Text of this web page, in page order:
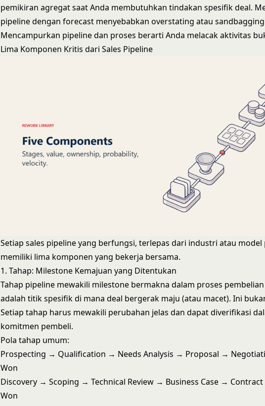
pemikiran agregat saat Anda membutuhkan tindakan spesifik deal.
pipeline dengan forecast menyebabkan overstating atau
Mencampurkan pipeline dan proses berarti Anda melacak aktivitas
Lima Komponen Kritis dari Sales Pipeline
Setiap sales pipeline yang berfungsi, terlepas dari industri atau model
memiliki lima komponen yang bekerja bersama.
1. Tahap: Milestone Kemajuan yang Ditentukan
Tahap pipeline mewakili milestone bermakna dalam proses
adalah titik spesifik di mana deal bergerak maju (atau macet). Ini
Setiap tahap harus mewakili perubahan jelas dan dapat diverifikasi
komitmen pembeli.
Pola tahap umum:
Prospecting → Qualification → Needs Analysis → Proposal →
Won
Discovery → Scoping → Technical Review → Business Case →
Won